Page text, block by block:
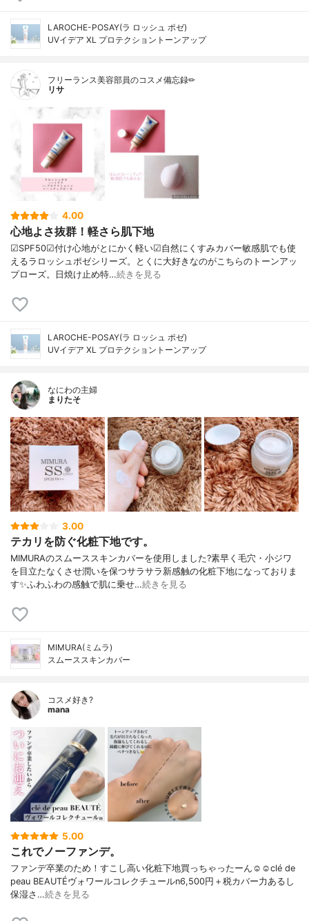
LAROCHE-POSAY(ラ ロッシュ ポゼ)
UVイデア XL プロテクショントーンアップ
フリーランス美容部員のコスメ備忘録✏︎
リサ
4.00
心地よさ抜群！軽さら肌下地
☑︎SPF50☑︎付け心地がとにかく軽い☑︎自然にくすみカバー敏感肌でも使
えるラロッシュポゼシリーズ。とくに大好きなのがこちらのトーンアッ
プローズ。日焼け止め特…続きを見る
LAROCHE-POSAY(ラ ロッシュ ポゼ)
UVイデア XL プロテクショントーンアップ
なにわの主婦
まりたそ
3.00
テカリを防ぐ化粧下地です。
MIMURAのスムーススキンカバーを使用しました?素早く毛穴・小ジワ
を目立たなくさせ潤いを保つサラサラ新感触の化粧下地になっておりま
す✨ふわふわの感触で肌に乗せ…続きを見る
MIMURA(ミムラ)
スムーススキンカバー
コスメ好き?
mana
5.00
これでノーファンデ。
ファンデ卒業のため！すこし高い化粧下地買っちゃったーん☺️☺️clé de
peau BEAUTÉヴォワールコレクチュールn6,500円＋税カバー力あるし
保湿さ…続きを見る